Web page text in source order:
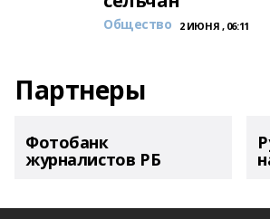
Общество 2 ИЮНЯ , 06:11
Партнеры
Фотобанк
журналистов РБ